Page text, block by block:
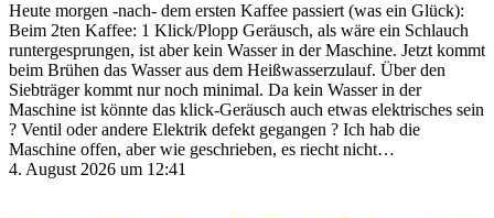
Heute morgen -nach- dem ersten Kaffee passiert (was ein Glück):
Beim 2ten Kaffee: 1 Klick/Plopp Geräusch, als wäre ein Schlauch
runtergesprungen, ist aber kein Wasser in der Maschine. Jetzt kommt
beim Brühen das Wasser aus dem Heißwasserzulauf. Über den
Siebträger kommt nur noch minimal. Da kein Wasser in der
Maschine ist könnte das klick-Geräusch auch etwas elektrisches sein
? Ventil oder andere Elektrik defekt gegangen ? Ich hab die
Maschine offen, aber wie geschrieben, es riecht nicht…
4. August 2026 um 12:41